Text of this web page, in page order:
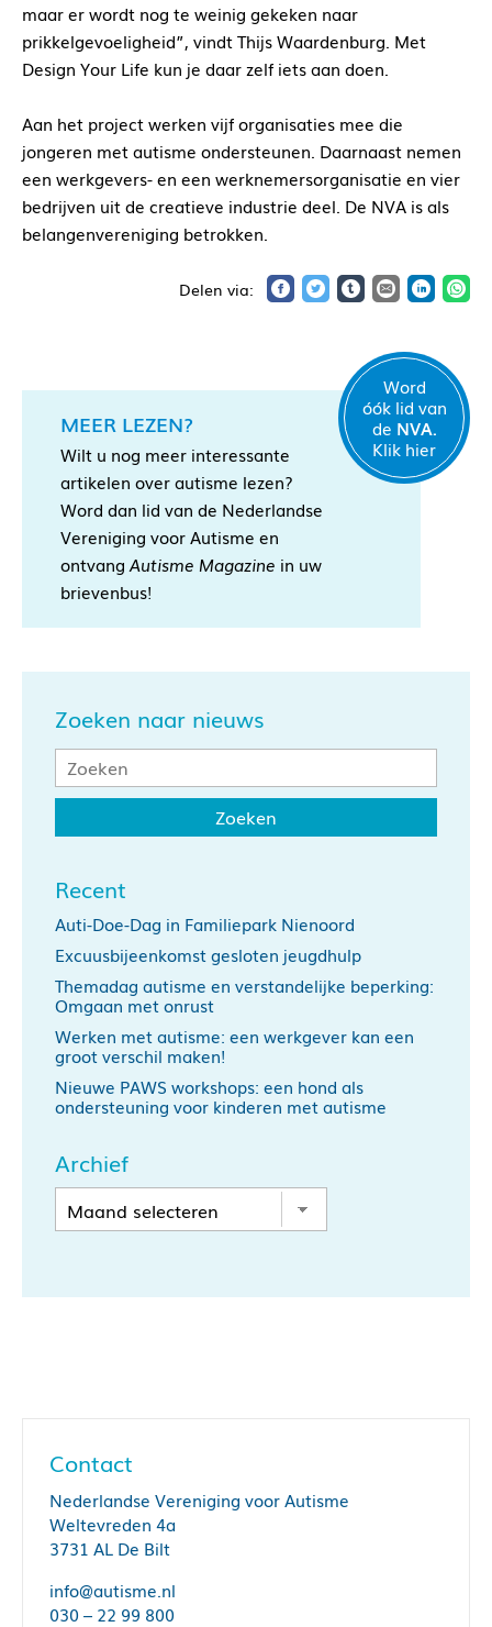
maar er wordt nog te weinig gekeken naar
prikkelgevoeligheid”, vindt Thijs Waardenburg. Met
Design Your Life kun je daar zelf iets aan doen.
Aan het project werken vijf organisaties mee die
jongeren met autisme ondersteunen. Daarnaast nemen
een werkgevers- en een werknemersorganisatie en vier
bedrijven uit de creatieve industrie deel. De NVA is als
belangenvereniging betrokken.
MEER LEZEN?
Wilt u nog meer interessante
artikelen over autisme lezen?
Word dan lid van de Nederlandse
Vereniging voor Autisme en
ontvang Autisme Magazine in uw
brievenbus!
Word
óók lid van
de NVA.
Klik hier
Zoeken naar nieuws
Recent
Auti-Doe-Dag in Familiepark Nienoord
Excuusbijeenkomst gesloten jeugdhulp
Themadag autisme en verstandelijke beperking:
Omgaan met onrust
Werken met autisme: een werkgever kan een
groot verschil maken!
Nieuwe PAWS workshops: een hond als
ondersteuning voor kinderen met autisme
Archief
Contact
Nederlandse Vereniging voor Autisme
Weltevreden 4a
3731 AL De Bilt
info@autisme.nl
030 – 22 99 800